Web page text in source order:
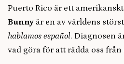
Puerto Rico är ett
Bunny är en av världens
hablamos español. Diagnosen
vad göra för att rädda oss